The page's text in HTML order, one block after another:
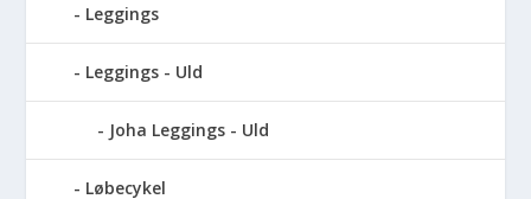
Leggings
Leggings - Uld
Joha Leggings - Uld
Løbecykel